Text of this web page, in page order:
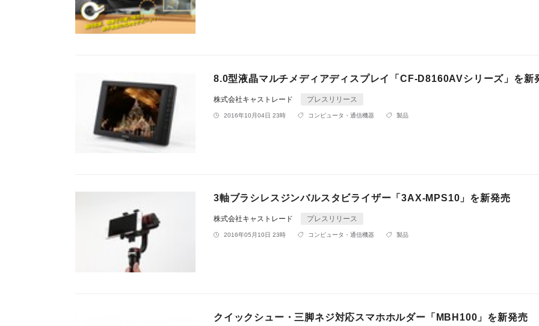
8.0型液晶マルチメディアディスプレイ「CF-D8160AVシリーズ」を新
株式会社キャストレード プレスリリース
2016年10月04日 23時 コンピュータ・通信機器 製品
3軸ブラシレスジンバルスタビライザー「3AX-MPS10」を新発売
株式会社キャストレード プレスリリース
2016年05月10日 23時 コンピュータ・通信機器 製品
クイックシュー・三脚ネジ対応スマホホルダー「MBH100」を新発売